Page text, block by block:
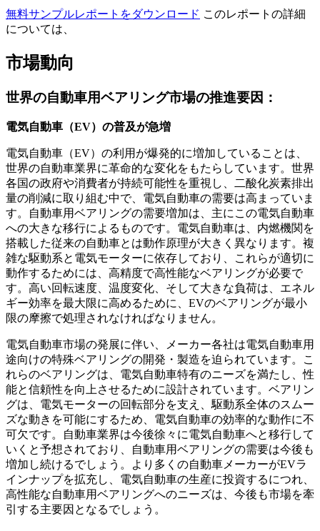
無料サンプルレポートをダウンロード このレポートの詳細
については、
市場動向
世界の自動車用ベアリング市場の推進要因：
電気自動車（EV）の普及が急増
電気自動車（EV）の利用が爆発的に増加していることは、
世界の自動車業界に革命的な変化をもたらしています。世界
各国の政府や消費者が持続可能性を重視し、二酸化炭素排出
量の削減に取り組む中で、電気自動車の需要は高まっていま
す。自動車用ベアリングの需要増加は、主にこの電気自動車
への大きな移行によるものです。電気自動車は、内燃機関を
搭載した従来の自動車とは動作原理が大きく異なります。複
雑な駆動系と電気モーターに依存しており、これらが適切に
動作するためには、高精度で高性能なベアリングが必要で
す。高い回転速度、温度変化、そして大きな負荷は、エネル
ギー効率を最大限に高めるために、EVのベアリングが最小
限の摩擦で処理されなければなりません。
電気自動車市場の発展に伴い、メーカー各社は電気自動車用
途向けの特殊ベアリングの開発・製造を迫られています。こ
れらのベアリングは、電気自動車特有のニーズを満たし、性
能と信頼性を向上させるために設計されています。ベアリン
グは、電気モーターの回転部分を支え、駆動系全体のスムー
ズな動きを可能にするため、電気自動車の効率的な動作に不
可欠です。自動車業界は今後徐々に電気自動車へと移行して
いくと予想されており、自動車用ベアリングの需要は今後も
増加し続けるでしょう。より多くの自動車メーカーがEVラ
インナップを拡充し、電気自動車の生産に投資するにつれ、
高性能な自動車用ベアリングへのニーズは、今後も市場を牽
引する主要因となるでしょう。